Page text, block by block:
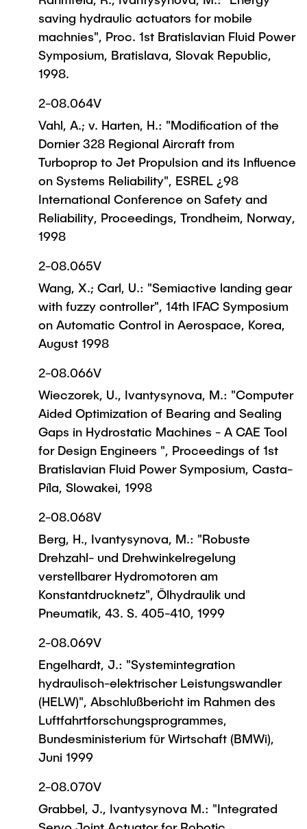
saving hydraulic actuators for mobile
machnies", Proc. 1st Bratislavian Fluid Power
Symposium, Bratislava, Slovak Republic,
1998.
2-08.064V
Vahl, A.; v. Harten, H.: "Modification of the
Dornier 328 Regional Aircraft from
Turboprop to Jet Propulsion and its Influence
on Systems Reliability", ESREL ¿98
International Conference on Safety and
Reliability, Proceedings, Trondheim, Norway,
1998
2-08.065V
Wang, X.; Carl, U.: "Semiactive landing gear
with fuzzy controller", 14th IFAC Symposium
on Automatic Control in Aerospace, Korea,
August 1998
2-08.066V
Wieczorek, U., Ivantysynova, M.: "Computer
Aided Optimization of Bearing and Sealing
Gaps in Hydrostatic Machines - A CAE Tool
for Design Engineers ", Proceedings of 1st
Bratislavian Fluid Power Symposium, Casta-
Píla, Slowakei, 1998
2-08.068V
Berg, H., Ivantysynova, M.: "Robuste
Drehzahl- und Drehwinkelregelung
verstellbarer Hydromotoren am
Konstantdrucknetz", Ölhydraulik und
Pneumatik, 43. S. 405-410, 1999
2-08.069V
Engelhardt, J.: "Systemintegration
hydraulisch-elektrischer Leistungswandler
(HELW)", Abschlußbericht im Rahmen des
Luftfahrtforschungsprogrammes,
Bundesministerium für Wirtschaft (BMWi),
Juni 1999
2-08.070V
Grabbel, J., Ivantysynova M.: "Integrated